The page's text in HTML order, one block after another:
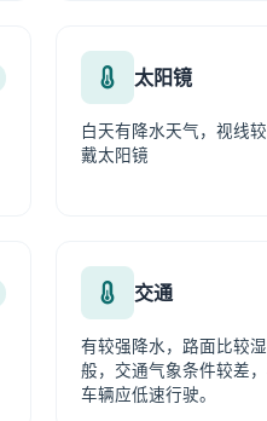
太阳镜
白天有降水天气，视线
戴太阳镜
交通
有较强降水，路面比较
般，交通气象条件较差，
车辆应低速行驶。